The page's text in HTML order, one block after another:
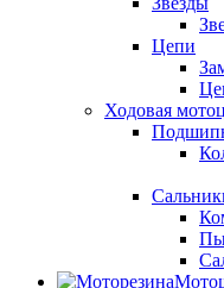
Цепи
Ходовая